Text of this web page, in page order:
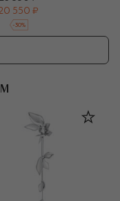
550 ₽
-30%